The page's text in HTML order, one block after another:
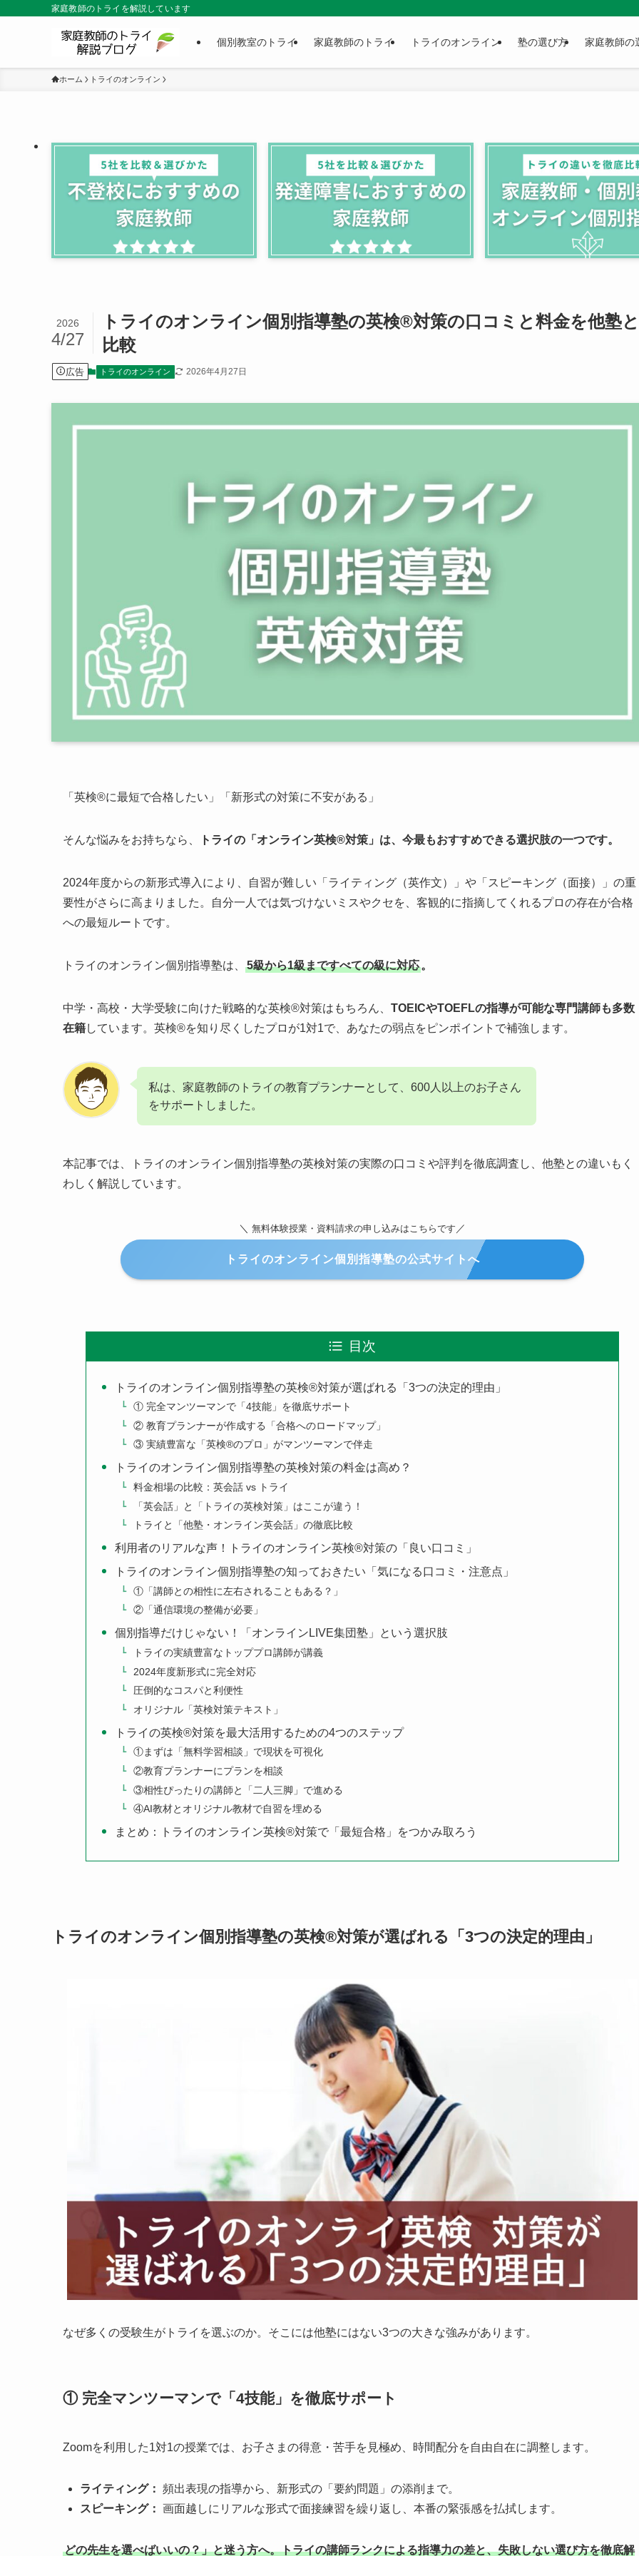
家庭教師のトライを解説しています
個別教室のトライ 家庭教師のトライ トライのオンライン 塾の選び方 家庭教師の
ホーム トライのオンライン
トライのオンライン個別指導塾の英検®対策の口コミと料金を他塾と
比較
2026
4/27
広告 トライのオンライン 2026年4月27日
「英検®に最短で合格したい」「新形式の対策に不安がある」
そんな悩みをお持ちなら、 トライの「オンライン英検®対策」は、今最もおすすめできる選択肢の一つです。
2024年度からの新形式導入により、自習が難しい「ライティング（英作文）」や「スピーキング（面接）」の重
要性がさらに高まりました。自分一人では気づけないミスやクセを、客観的に指摘してくれるプロの存在が合格
への最短ルートです。
トライのオンライン個別指導塾は、 5級から1級まですべての級に対応。
中学・高校・大学受験に向けた戦略的な英検®対策はもちろん、 TOEICやTOEFLの指導が可能な専門講師も多数
在籍しています。英検®を知り尽くしたプロが1対1で、あなたの弱点をピンポイントで補強します。
私は、家庭教師のトライの教育プランナーとして、600人以上のお子さん
をサポートしました。
本記事では、トライのオンライン個別指導塾の英検対策の実際の口コミや評判を徹底調査し、他塾との違いもく
わしく解説しています。
＼ 無料体験授業・資料請求の申し込みはこちらです ／
トライのオンライン個別指導塾の公式サイトへ
目次
トライのオンライン個別指導塾の英検®対策が選ばれる「3つの決定的理由」
① 完全マンツーマンで「4技能」を徹底サポート
② 教育プランナーが作成する「合格へのロードマップ」
③ 実績豊富な「英検®のプロ」がマンツーマンで伴走
トライのオンライン個別指導塾の英検対策の料金は高め？
料金相場の比較：英会話 vs トライ
「英会話」と「トライの英検対策」はここが違う！
トライと「他塾・オンライン英会話」の徹底比較
利用者のリアルな声！トライのオンライン英検®対策の「良い口コミ」
トライのオンライン個別指導塾の知っておきたい「気になる口コミ・注意点」
①「講師との相性に左右されることもある？」
②「通信環境の整備が必要」
個別指導だけじゃない！「オンラインLIVE集団塾」という選択肢
トライの実績豊富なトッププロ講師が講義
2024年度新形式に完全対応
圧倒的なコスパと利便性
オリジナル「英検対策テキスト」
トライの英検®対策を最大活用するための4つのステップ
①まずは「無料学習相談」で現状を可視化
②教育プランナーにプランを相談
③相性ぴったりの講師と「二人三脚」で進める
④AI教材とオリジナル教材で自習を埋める
まとめ：トライのオンライン英検®対策で「最短合格」をつかみ取ろう
トライのオンライン個別指導塾の英検®対策が選ばれる「3つの決定的理由」
なぜ多くの受験生がトライを選ぶのか。そこには他塾にはない3つの大きな強みがあります。
① 完全マンツーマンで「4技能」を徹底サポート
Zoomを利用した1対1の授業では、お子さまの得意・苦手を見極め、時間配分を自由自在に調整します。
ライティング： 頻出表現の指導から、新形式の「要約問題」の添削まで。
スピーキング：
画面越しにリアルな形式で面接練習を繰り返し、本番の緊張感を払拭します。
どの先生を選べばいいの？」と迷う方へ。トライの講師ランクによる指導力の差と、失敗しない選び方を徹底解